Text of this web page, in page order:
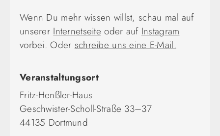
Wenn Du mehr wissen willst, schau mal auf
unserer Internetseite oder auf Instagram
vorbei. Oder schreibe uns eine E-Mail.
Veranstaltungsort
Fritz-Henßler-Haus
Geschwister-Scholl-Straße 33–37
44135 Dortmund